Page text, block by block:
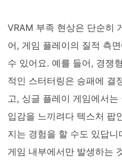
VRAM 부족 현상은 단순히
어, 게임 플레이의 질적 측
수 있어요. 예를 들어, 경쟁
적인 스터터링은 승패에 결
고, 싱글 플레이 게임에서
입감을 느끼려다 텍스처 팝
지는 경험을 할 수도 있답
게임 내부에서만 발생하는